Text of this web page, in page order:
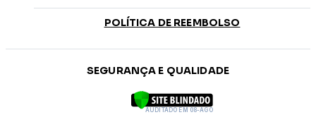
POLÍTICA DE REEMBOLSO
SEGURANÇA E QUALIDADE
AUDITADO EM 08-AGO